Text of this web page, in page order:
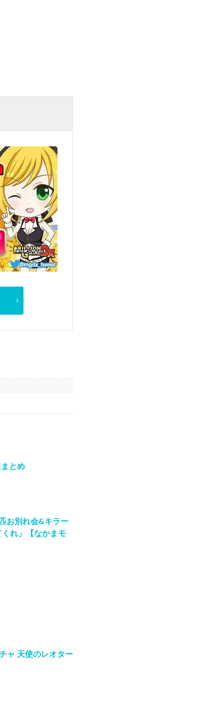
とめ
お別れ会&キラー
れ」【なかまモ
ャ 天使のレオター